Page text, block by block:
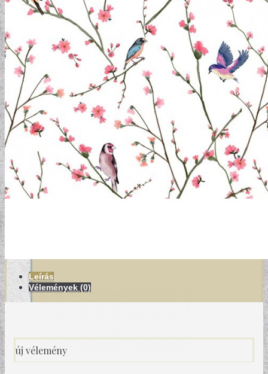
KONYHA DESIGN TIPP
Leírás
Vélemények (0)
új vélemény